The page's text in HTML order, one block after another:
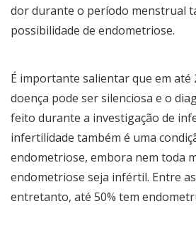
dor durante o período menstrual
possibilidade de endometriose.
É importante salientar que em até
doença pode ser silenciosa e o
feito durante a investigação de
infertilidade também é uma
endometriose, embora nem toda
endometriose seja infértil. Entre
entretanto, até 50% tem